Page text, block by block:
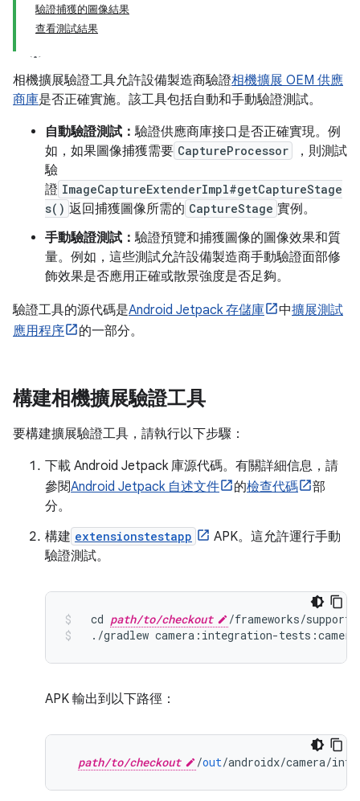
驗證捕獲的圖像結果
查看測試結果
相機擴展驗證工具允許設備製造商驗證相機擴展 OEM 供應
商庫是否正確實施。該工具包括自動和手動驗證測試。
自動驗證測試：驗證供應商庫接口是否正確實現。例
如，如果圖像捕獲需要 CaptureProcessor
，則測試
驗
證 ImageCaptureExtenderImpl#getCaptureStage
s() 返回捕獲圖像所需的 CaptureStage 實例。
手動驗證測試：驗證預覽和捕獲圖像的圖像效果和質
量。例如，這些測試允許設備製造商手動驗證面部修
飾效果是否應用正確或散景強度是否足夠。
驗證工具的源代碼是Android Jetpack 存儲庫 中擴展測試
應用程序
的一部分。
構建相機擴展驗證工具
要構建擴展驗證工具，請執行以下步驟：
下載 Android Jetpack 庫源代碼。有關詳細信息，請
參閱Android Jetpack 自述文件 的檢查代碼
部
分。
構建 extensionstestapp
APK。這允許運行手動
驗證測試。
cd path/to/checkout /frameworks/support
./gradlew camera : integration-tests :camera
APK 輸出到以下路徑：
path/to/checkout /out/androidx/camera/